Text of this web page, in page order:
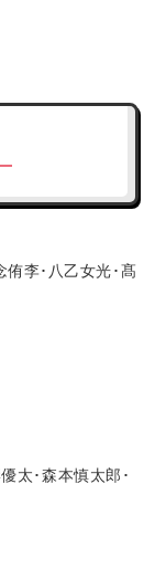
侑李･八乙女光･髙
太･森本慎太郎･